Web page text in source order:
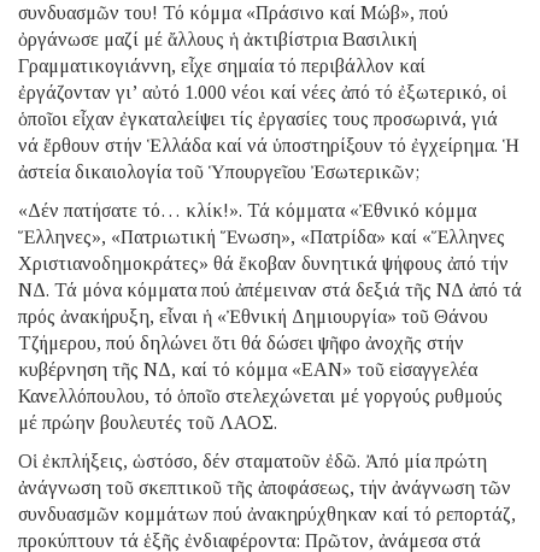
συνδυασμῶν του! Τό κόμμα «Πράσινο καί Μώβ», πού
ὀργάνωσε μαζί μέ ἄλλους ἡ ἀκτιβίστρια Βασιλική
Γραμματικογιάννη, εἶχε σημαία τό περιβάλλον καί
ἐργάζονταν γι’ αὐτό 1.000 νέοι καί νέες ἀπό τό ἐξωτερικό, οἱ
ὁποῖοι εἶχαν ἐγκαταλείψει τίς ἐργασίες τους προσωρινά, γιά
νά ἔρθουν στήν Ἑλλάδα καί νά ὑποστηρίξουν τό ἐγχείρημα. Ἡ
ἀστεία δικαιολογία τοῦ Ὑπουργεῖου Ἐσωτερικῶν;
«Δέν πατήσατε τό… κλίκ!». Τά κόμματα «Ἐθνικό κόμμα
Ἕλληνες», «Πατριωτική Ἕνωση», «Πατρίδα» καί «Ἕλληνες
Χριστιανοδημοκράτες» θά ἔκοβαν δυνητικά ψήφους ἀπό τήν
ΝΔ. Τά μόνα κόμματα πού ἀπέμειναν στά δεξιά τῆς ΝΔ ἀπό τά
πρός ἀνακήρυξη, εἶναι ἡ «Ἐθνική Δημιουργία» τοῦ Θάνου
Τζήμερου, πού δηλώνει ὅτι θά δώσει ψῆφο ἀνοχῆς στήν
κυβέρνηση τῆς ΝΔ, καί τό κόμμα «ΕΑΝ» τοῦ εἰσαγγελέα
Κανελλόπουλου, τό ὁποῖο στελεχώνεται μέ γοργούς ρυθμούς
μέ πρώην βουλευτές τοῦ ΛΑΟΣ.
Οἱ ἐκπλήξεις, ὡστόσο, δέν σταματοῦν ἐδῶ. Ἀπό μία πρώτη
ἀνάγνωση τοῦ σκεπτικοῦ τῆς ἀποφάσεως, τήν ἀνάγνωση τῶν
συνδυασμῶν κομμάτων πού ἀνακηρύχθηκαν καί τό ρεπορτάζ,
προκύπτουν τά ἑξῆς ἐνδιαφέροντα: Πρῶτον, ἀνάμεσα στά